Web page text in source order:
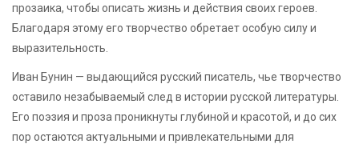
прозаика, чтобы описать жизнь и действия своих героев.
Благодаря этому его творчество обретает особую силу и
выразительность.
Иван Бунин — выдающийся русский писатель, чье творчество
оставило незабываемый след в истории русской литературы.
Его поэзия и проза проникнуты глубиной и красотой, и до сих
пор остаются актуальными и привлекательными для